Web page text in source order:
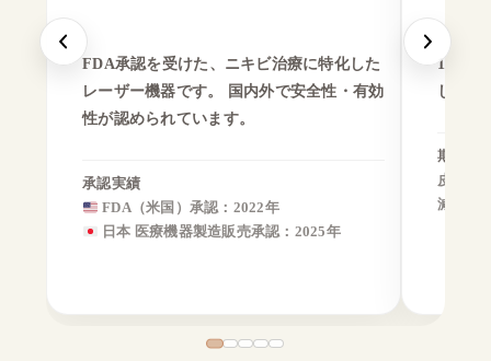
FDA承認を受けた、ニキビ治療に特化した
レーザー機器です。 国内外で安全性・有効
性が認められています。
承認実績
FDA（米国）承認：2022年
日本 医療機器製造販売承認：2025年
し、
期待で
皮脂の
減少す